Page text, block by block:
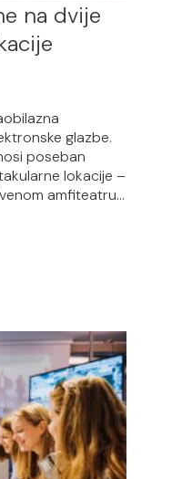
na dvije
glazbe.
poseban
lokacije –
amfiteatru...